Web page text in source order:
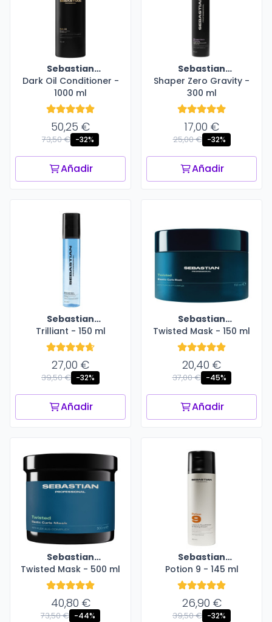
Sebastian
Professional
Dark Oil Conditioner -
1000 ml
50,25 €
73,50 € -32%
Añadir
Sebastian
Professional
Shaper Zero Gravity -
300 ml
17,00 €
25,00 € -32%
Añadir
Sebastian
Professional
Trilliant - 150 ml
27,00 €
39,50 € -32%
Añadir
Sebastian
Professional
Twisted Mask - 150 ml
20,40 €
37,00 € -45%
Añadir
Sebastian
Professional
Twisted Mask - 500 ml
40,80 €
73,50 € -44%
Sebastian
Professional
Potion 9 - 145 ml
26,90 €
39,50 € -32%